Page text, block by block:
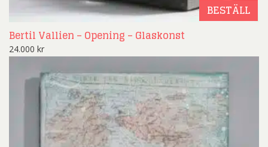
BESTÄLL
Bertil Vallien – Opening – Glaskonst
24.000 kr